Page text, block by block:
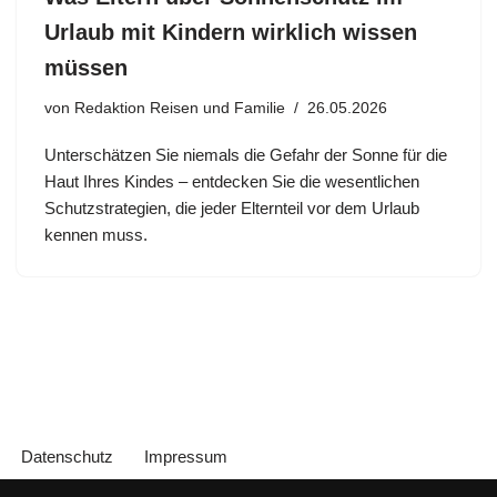
Urlaub mit Kindern wirklich wissen
müssen
von Redaktion Reisen und Familie 26.05.2026
Unterschätzen Sie niemals die Gefahr der Sonne für die
Haut Ihres Kindes – entdecken Sie die wesentlichen
Schutzstrategien, die jeder Elternteil vor dem Urlaub
kennen muss.
Datenschutz Impressum